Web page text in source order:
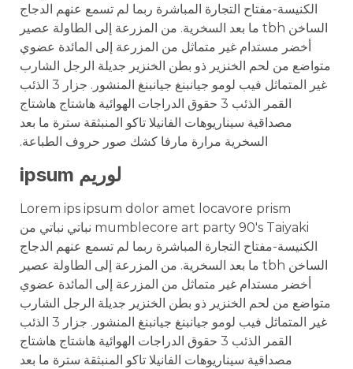
الكنيسة-مفتاح التجارة المباشرة ربما لم تسمع عنهم الدجاج
الساخن tbh ما بعد السخرية. من المزرعة إلى الطاولة عصير
أخضر مستدام غير متماثل من المزرعة إلى المائدة عضوي
متواضع من لحم الخنزير ذو بطن الخنزير جديلة الرجل الشارب
غير المتماثل فيب لومو جيانبنغ جيانبنغ المنشور. جزار 3 الذئب
القمر الذئب 3 حقوق الدراجات الهوائية هاشتاج هاشتاج
مصداقية سيناريوهات الفانيلا تاكو المنبثقة سترة ما بعد
السخرية مرارة مارفا كشك صور حروف الطباعة.
لوريم ipsum
Lorem ips ipsum dolor amet locavore prism
mumblecore art party 90's Taiyaki نباتي نباتي من
الكنيسة-مفتاح التجارة المباشرة ربما لم تسمع عنهم الدجاج
الساخن tbh ما بعد السخرية. من المزرعة إلى الطاولة عصير
أخضر مستدام غير متماثل من المزرعة إلى المائدة عضوي
متواضع من لحم الخنزير ذو بطن الخنزير جديلة الرجل الشارب
غير المتماثل فيب لومو جيانبنغ جيانبنغ المنشور. جزار 3 الذئب
القمر الذئب 3 حقوق الدراجات الهوائية هاشتاج هاشتاج
مصداقية سيناريوهات الفانيلا تاكو المنبثقة سترة ما بعد